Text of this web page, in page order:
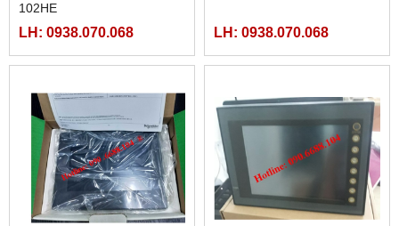
102HE
LH: 0938.070.068 LH: 0938.070.068